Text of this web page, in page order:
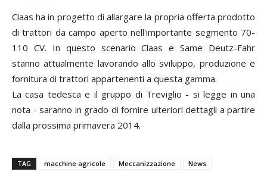
Claas ha in progetto di allargare la propria offerta prodotto
di trattori da campo aperto nell'importante segmento 70-
110 CV. In questo scenario Claas e Same Deutz-Fahr
stanno attualmente lavorando allo sviluppo, produzione e
fornitura di trattori appartenenti a questa gamma.
La casa tedesca e il gruppo di Treviglio - si legge in una
nota - saranno in grado di fornire ulteriori dettagli a partire
dalla prossima primavera 2014.
TAG macchine agricole Meccanizzazione News